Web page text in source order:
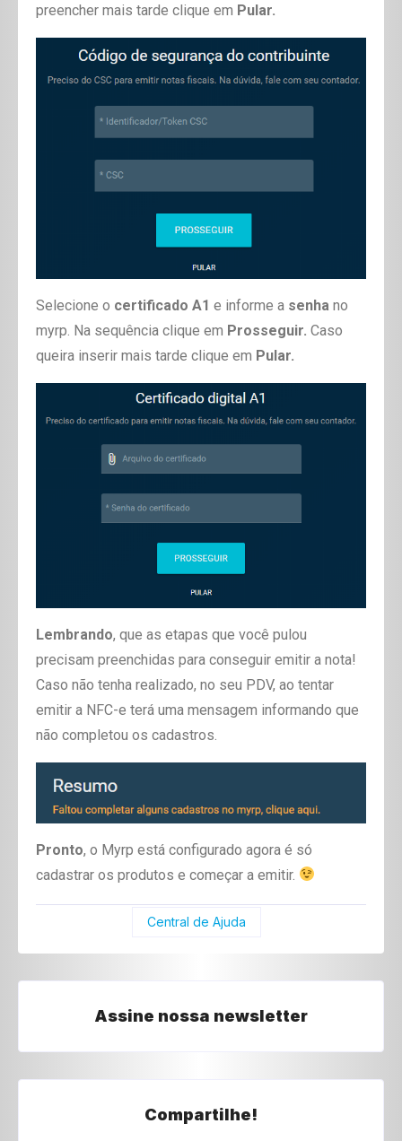
preencher mais tarde clique em Pular.
Selecione o certificado A1 e informe a senha no
myrp. Na sequência clique em Prosseguir. Caso
queira inserir mais tarde clique em Pular.
Lembrando, que as etapas que você pulou
precisam preenchidas para conseguir emitir a nota!
Caso não tenha realizado, no seu PDV, ao tentar
emitir a NFC-e terá uma mensagem informando que
não completou os cadastros.
Pronto, o Myrp está configurado agora é só
cadastrar os produtos e começar a emitir.
Central de Ajuda
Assine nossa newsletter
Compartilhe!